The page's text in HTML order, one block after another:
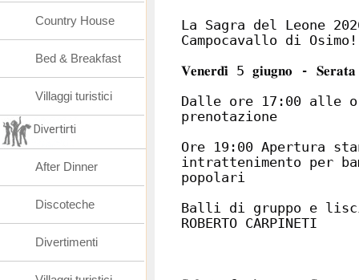
La Sagra del Leone
Campocavallo di Osimo!
𝐕𝐞𝐧𝐞𝐫𝐝𝐢̀ 5 𝐠𝐢𝐮𝐠𝐧𝐨 - 𝐒𝐞𝐫𝐚𝐭𝐚
Dalle ore 17:00 alle
prenotazione
Ore 19:00 Apertura
intrattenimento per
popolari
Balli di gruppo e
ROBERTO CARPINETI
Country House
Bed & Breakfast
Villaggi turistici
Divertirti
After Dinner
Discoteche
Divertimenti